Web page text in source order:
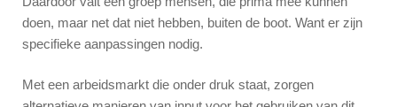
doen, maar net dat niet hebben, buiten de boot. Want er zijn
specifieke aanpassingen nodig.
Met een arbeidsmarkt die onder druk staat, zorgen